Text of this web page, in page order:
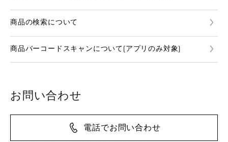
商品の検索について
商品バーコードスキャンについて(アプリのみ対象)
お問い合わせ
電話でお問い合わせ